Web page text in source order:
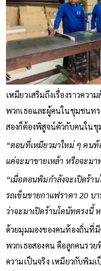
เหมียวเสริมถึงเรื่องราวคว
พวกเธอและผู้คนในชุมชนทร
สองก็ต้องพิสูจน์ตัวกับคนใน
“ตอนที่เหมียวมาใหม่ ๆ คนท้
แค่จะมาขายเหล้า หรือจะม
“เมื่อตอนพิมกำลังจะเปิดร้า
รถเข็นขายกาแฟราคา 20 บ
ว่าจะมาเปิดร้านโดนัทตรงนี้
ด้วยมุมมองของคนท้องถิ่นที่
พวกเธอสองคน คือลูกคนรว
ความเป็นจริง เหมียวกับพิม